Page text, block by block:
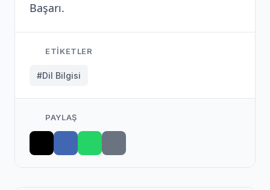
Başarı.
ETIKETLER
#Dil Bilgisi
PAYLAŞ